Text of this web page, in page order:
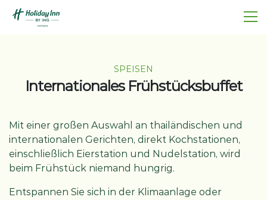
SPEISEN
Internationales Frühstücksbuffet
Mit einer großen Auswahl an thailändischen und
internationalen Gerichten, direkt Kochstationen,
einschließlich Eierstation und Nudelstation, wird
beim Frühstück niemand hungrig.
Entspannen Sie sich in der Klimaanlage oder